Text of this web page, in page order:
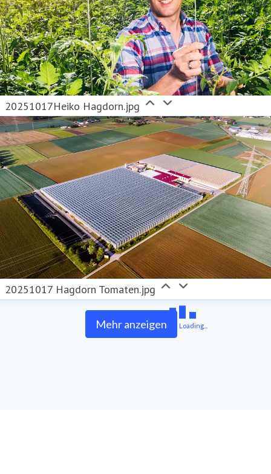
20251017Heiko Hagdorn.jpg
20251017 Hagdorn Tomaten.jpg
Mehr anzeigen Loading...